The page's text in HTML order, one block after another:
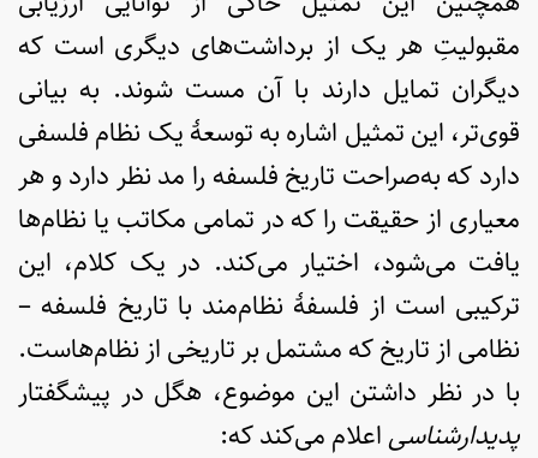
مقبولیتِ هر یک از برداشت‌های دیگری است که
دیگران تمایل دارند با آن مست شوند. به بیانی
قوی‌تر، این تمثیل اشاره به توسعۀ یک نظام فلسفی
دارد که به‌صراحت تاریخ فلسفه را مد نظر دارد و هر
معیاری از حقیقت را که در تمامی مکاتب یا نظام‌ها
یافت می‌شود، اختیار می‌کند. در یک کلام، این
ترکیبی است از فلسفۀ نظام‌مند با تاریخ فلسفه –
نظامی از تاریخ که مشتمل بر تاریخی از نظام‌هاست.
با در نظر داشتن این موضوع، هگل در پیشگفتار
پدیدارشناسیاعلام می‌کند که:‌